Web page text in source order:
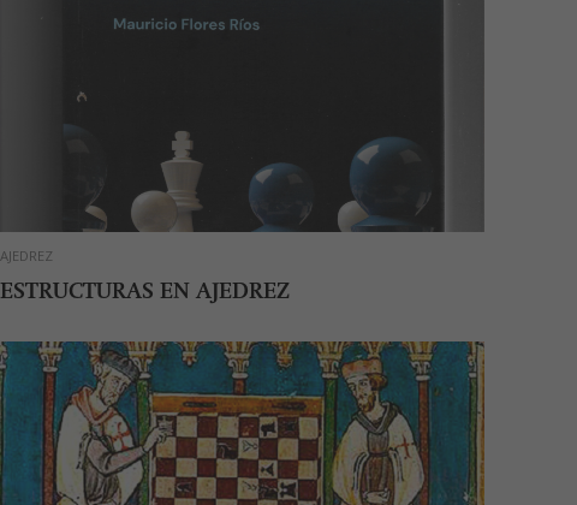
AJEDREZ
ESTRUCTURAS EN AJEDREZ